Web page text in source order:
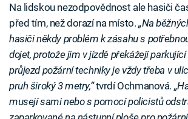
Na lidskou nezodpovědnost ale hasiči
před tím, než dorazí na místo. „Na
hasiči někdy problém k zásahu s
dojet, protože jim v jízdě překážejí
průjezd požární techniky je vždy třeba v
pruh široký 3 metry,“tvrdí Ochmanová.
musejí sami nebo s pomocí policistů